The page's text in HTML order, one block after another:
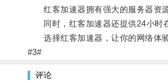
红客加速器拥有强大的服务器资源
同时，红客加速器还提供24小时在
选择红客加速器，让你的网络体验
#3#
评论